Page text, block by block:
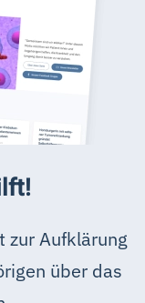
zur Aufklärung
über das